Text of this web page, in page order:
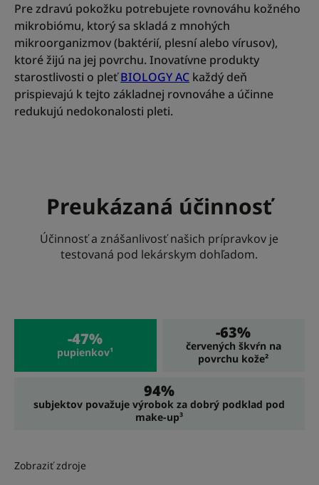
Pre zdravú pokožku potrebujete rovnováhu kožného
mikrobiómu, ktorý sa skladá z mnohých
mikroorganizmov (baktérií, plesní alebo vírusov),
ktoré žijú na jej povrchu. Inovatívne produkty
starostlivosti o pleťBIOLOGY AC každý deň
prispievajú k tejto základnej rovnováhe a účinne
redukujú nedokonalosti pleti.
Preukázaná účinnosť
Účinnosť a znášanlivosť našich prípravkov je
testovaná pod lekárskym dohľadom.
-47%
pupienkov¹
-63%
červených škvŕn na
povrchu kože²
94%
subjektov považuje výrobok za dobrý podklad pod
make-up³
Zobraziť zdroje